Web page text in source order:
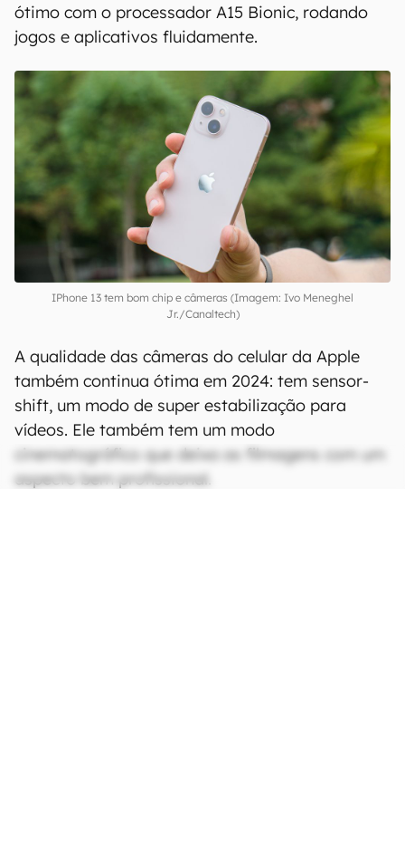
ótimo com o processador A15 Bionic, rodando
jogos e aplicativos fluidamente.
IPhone 13 tem bom chip e câmeras (Imagem: Ivo Meneghel
Jr./Canaltech)
A qualidade das câmeras do celular da Apple
também continua ótima em 2024: tem sensor-
shift, um modo de super estabilização para
vídeos. Ele também tem um modo
cinematográfico que deixa as filmagens com um
aspecto bem profissional.